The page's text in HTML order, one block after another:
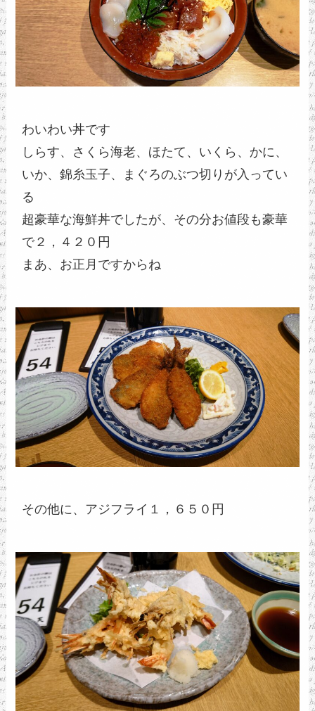
わいわい丼です
しらす、さくら海老、ほたて、いくら、かに、
いか、錦糸玉子、まぐろのぶつ切りが入ってい
る
超豪華な海鮮丼でしたが、その分お値段も豪華
で２，４２０円
まあ、お正月ですからね
その他に、アジフライ１，６５０円